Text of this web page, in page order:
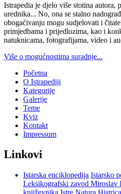
Istrapedia je djelo više stotina autora,
urednika... No, ona se stalno
obogaćivanju mogu sudjelovati i
primjedbama i prijedlozima, kao i
natuknicama, fotografijama, video i
Više o mogućnostima suradnje...
Početna
O Istrapediji
Kategorije
Galerije
Teme
Kviz
Kontakt
Impressum
Linkovi
Istarska enciklopedija Istarsko
Leksikografski zavod Miroslav